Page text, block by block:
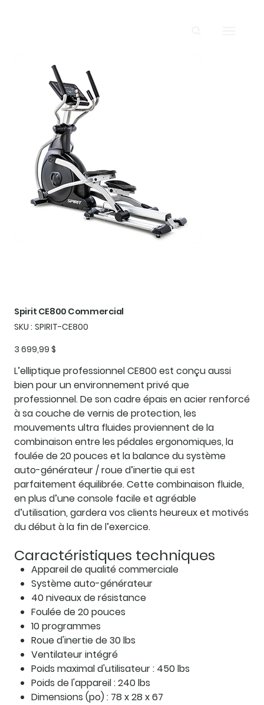
Spirit CE800 Commercial
SKU : SKU
SPIRIT-
SPIRIT-CE800
Prix
3 699,99 $
L’elliptique professionnel CE800 est conçu aussi
bien pour un environnement privé que
professionnel. De son cadre épais en acier renforcé
à sa couche de vernis de protection, les
mouvements ultra fluides proviennent de la
combinaison entre les pédales ergonomiques, la
foulée de 20 pouces et la balance du système
auto-générateur / roue d’inertie qui est
parfaitement équilibrée. Cette combinaison fluide,
en plus d’une console facile et agréable
d’utilisation, gardera vos clients heureux et motivés
du début à la fin de l’exercice.
Caractéristiques techniques
Appareil de qualité commerciale
Système auto-générateur
40 niveaux de résistance
Foulée de 20 pouces
10 programmes
Roue d'inertie de 30 lbs
Ventilateur intégré
Poids maximal d'utilisateur : 450 lbs
Poids de l'appareil : 240 lbs
Dimensions (po) : 78 x 28 x 67